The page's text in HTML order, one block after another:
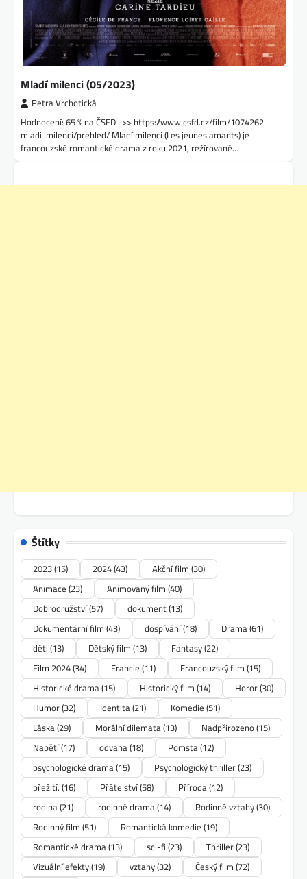
Mladí milenci (05/2023)
Petra Vrchotická
Hodnocení: 65 % na ČSFD ->> https://www.csfd.cz/film/1074262-
mladi-milenci/prehled/ Mladí milenci (Les jeunes amants) je
francouzské romantické drama z roku 2021, režírované…
Štítky
2023(15) 2024(43) Akční film (30)
Animace (23) Animovaný film (40)
Dobrodružství(57) dokument(13)
Dokumentární film (43) dospívání(18) Drama(61)
děti (13) Dětský film (13) Fantasy(22)
Film 2024(34) Francie (11) Francouzský film (15)
Historické drama(15) Historický film (14) Horor(30)
Humor(32) Identita(21) Komedie (51)
Láska(29) Morální dilemata(13) Nadpřirozeno(15)
Napětí(17) odvaha(18) Pomsta(12)
psychologické drama(15) Psychologický thriller(23)
přežití. (16) Přátelství(58) Příroda(12)
rodina(21) rodinné drama(14) Rodinné vztahy(30)
Rodinný film (51) Romantická komedie (19)
Romantické drama(13) sci-fi (23) Thriller(23)
Vizuální efekty(19) vztahy(32) Český film (72)